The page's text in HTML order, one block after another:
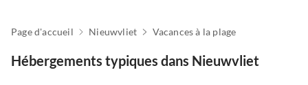
Page d'accueil Nieuwvliet Vacances à la plage
Hébergements typiques dans Nieuwvliet